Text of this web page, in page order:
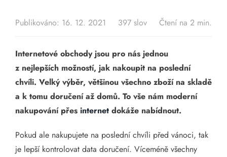
Kontakt
Publikováno: 16. 12. 2021 397 slov Čtení na 2 min.
Internetové obchody jsou pro nás jednou
z nejlepších možností, jak nakoupit na poslední
chvíli. Velký výběr, většinou všechno zboží na skladě
a k tomu doručení až domů. To vše nám moderní
nakupování přes internet dokáže nabídnout.
Pokud ale nakupujete na poslední chvíli před vánoci, tak
je lepší kontrolovat data doručení. Víceméně všechny